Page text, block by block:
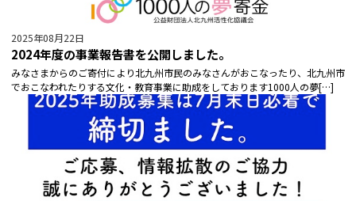
2025年08月22日
2024年度の事業報告書を公開しました。
みなさまからのご寄付により北九州市民のみなさんがおこなったり、北九州市
でおこなわれたりする文化・教育事業に助成をしております1000人の夢[…]